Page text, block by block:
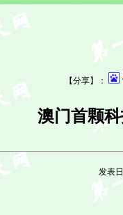
【分享】：
澳门首颗
发表